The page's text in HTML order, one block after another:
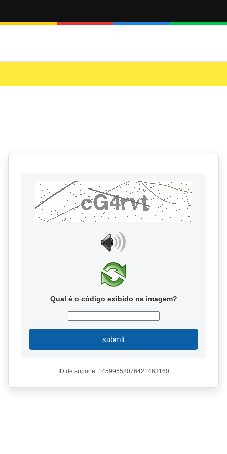
Qual é o código exibido na imagem?
submit
ID de suporte: 14599658076421463160